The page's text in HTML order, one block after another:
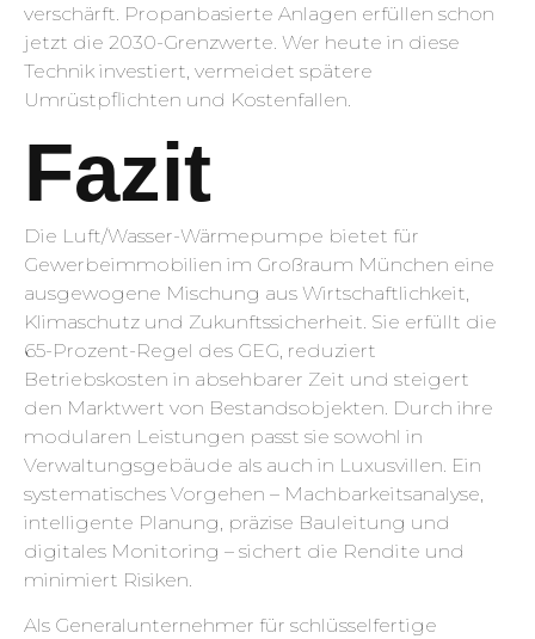
verschärft. Propanbasierte Anlagen erfüllen schon
jetzt die 2030-Grenzwerte. Wer heute in diese
Technik investiert, vermeidet spätere
Umrüstpflichten und Kostenfallen.
Fazit
Die Luft/Wasser-Wärmepumpe bietet für
Gewerbeimmobilien im Großraum München eine
ausgewogene Mischung aus Wirtschaftlichkeit,
Klimaschutz und Zukunftssicherheit. Sie erfüllt die
65-Prozent-Regel des GEG, reduziert
Betriebskosten in absehbarer Zeit und steigert
den Marktwert von Bestandsobjekten. Durch ihre
modularen Leistungen passt sie sowohl in
Verwaltungsgebäude als auch in Luxusvillen. Ein
systematisches Vorgehen – Machbarkeitsanalyse,
intelligente Planung, präzise Bauleitung und
digitales Monitoring – sichert die Rendite und
minimiert Risiken.
Als Generalunternehmer für schlüsselfertige